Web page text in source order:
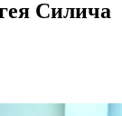
Силича